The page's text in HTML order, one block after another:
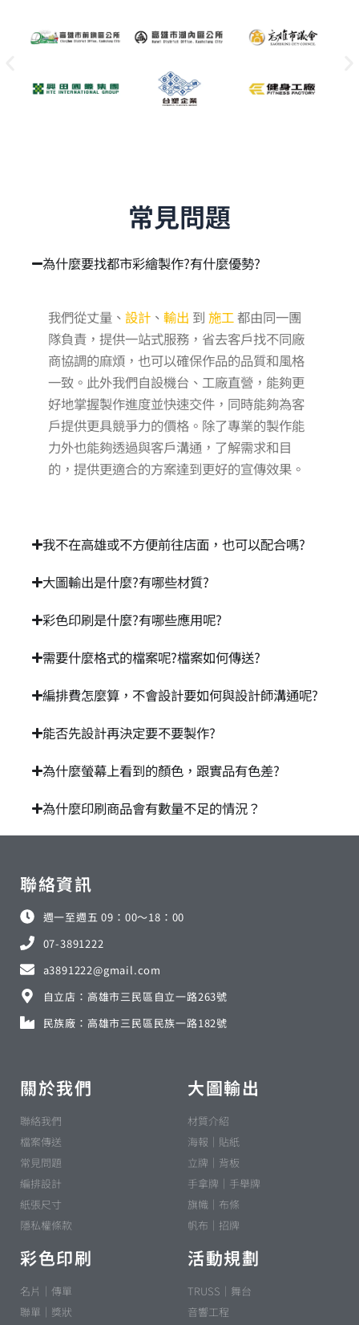
常見問題
為什麼要找都市彩繪製作?有什麼優勢?
我們從丈量、 設計 、 輸出 到 施工都由同一團
隊負責，提供一站式服務，省去客戶找不同廠
商協調的麻煩，也可以確保作品的品質和風格
一致。此外我們自設機台、工廠直營，能夠更
好地掌握製作進度並快速交件，同時能夠為客
戶提供更具競爭力的價格。除了專業的製作能
力外也能夠透過與客戶溝通，了解需求和目
的，提供更適合的方案達到更好的宣傳效果。
我不在高雄或不方便前往店面，也可以配合嗎?
大圖輸出是什麼?有哪些材質?
彩色印刷是什麼?有哪些應用呢?
需要什麼格式的檔案呢?檔案如何傳送?​
編排費怎麼算，不會設計要如何與設計師溝通呢?​
能否先設計再決定要不要製作?​
為什麼螢幕上看到的顏色，跟實品有色差?​
為什麼印刷商品會有數量不足的情況？
聯絡資訊
週一至週五 09：00～18：00
07-3891222
a3891222@gmail.com
自立店：高雄市三民區自立一路263號
民族廠：高雄市三民區民族一路182號
關於我們
聯絡我們
檔案傳送
常見問題
編排設計
紙張尺寸
隱私權條款
大圖輸出
材質介紹
海報｜貼紙
立牌｜背板
手拿牌｜手舉牌
旗幟｜布條
帆布｜招牌
彩色印刷
名片｜傳單
聯單｜獎狀
活動規劃
TRUSS｜舞台
音響工程